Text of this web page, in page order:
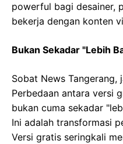
powerful bagi desainer,
bekerja dengan konten
Bukan Sekadar "Lebih
Sobat News Tangerang,
Perbedaan antara versi
bukan cuma sekadar
Ini adalah transformasi
Versi gratis seringkali